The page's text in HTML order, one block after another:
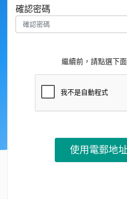
確認密碼
繼續前，請點選下